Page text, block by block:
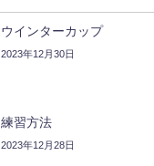
ウインターカップ
2023年12月30日
練習方法
2023年12月28日